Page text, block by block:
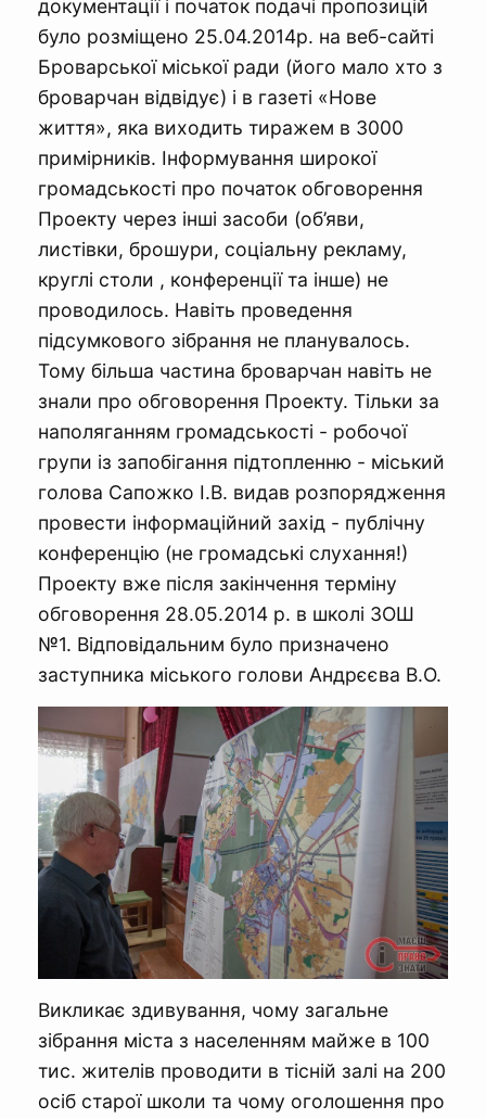
документації і початок подачі пропозицій
було розміщено 25.04.2014р. на веб-сайті
Броварської міської ради (його мало хто з
броварчан відвідує) і в газеті «Нове
життя», яка виходить тиражем в 3000
примірників. Інформування широкої
громадськості про початок обговорення
Проекту через інші засоби (об’яви,
листівки, брошури, соціальну рекламу,
круглі столи , конференції та інше) не
проводилось. Навіть проведення
підсумкового зібрання не планувалось.
Тому більша частина броварчан навіть не
знали про обговорення Проекту. Тільки за
наполяганням громадськості - робочої
групи із запобігання підтопленню - міський
голова Сапожко І.В. видав розпорядження
провести інформаційний захід - публічну
конференцію (не громадські слухання!)
Проекту вже після закінчення терміну
обговорення 28.05.2014 р. в школі ЗОШ
№1. Відповідальним було призначено
заступника міського голови Андрєєва В.О.
Викликає здивування, чому загальне
зібрання міста з населенням майже в 100
тис. жителів проводити в тісній залі на 200
осіб старої школи та чому оголошення про